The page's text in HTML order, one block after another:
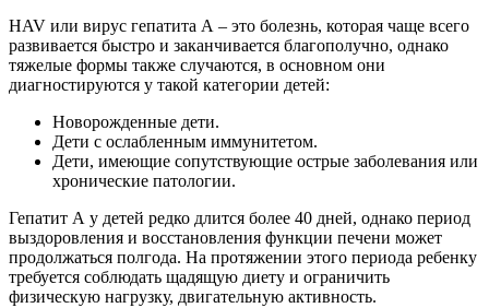
HAV или вирус гепатита А – это болезнь, которая чаще всего
развивается быстро и заканчивается благополучно, однако
тяжелые формы также случаются, в основном они
диагностируются у такой категории детей:
Новорожденные дети.
Дети с ослабленным иммунитетом.
Дети, имеющие сопутствующие острые заболевания или
хронические патологии.
Гепатит А у детей редко длится более 40 дней, однако период
выздоровления и восстановления функции печени может
продолжаться полгода. На протяжении этого периода ребенку
требуется соблюдать щадящую диету и ограничить
физическую нагрузку, двигательную активность.